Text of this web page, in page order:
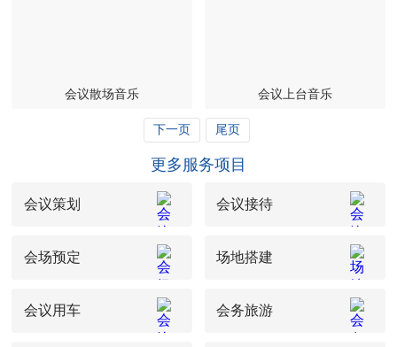
会议散场音乐 会议上台音乐
下一页 尾页
更多服务项目
会议策划 会议接待
会场预定 场地搭建
会议用车 会务旅游